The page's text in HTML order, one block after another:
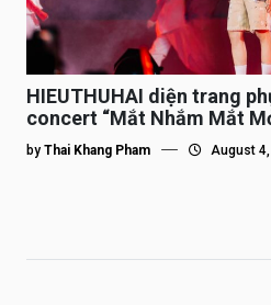
HIEUTHUHAI diện trang
concert “Mắt Nhắm Mắt
by Thai Khang Pham August